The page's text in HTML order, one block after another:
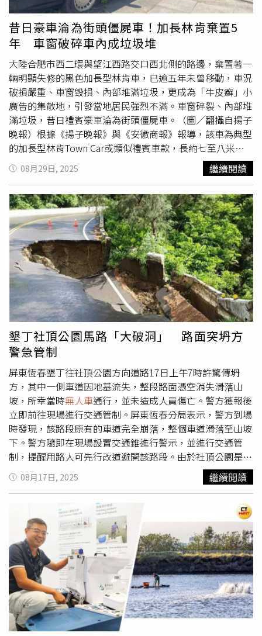
還有同夥，但他對同夥的姓名前後矛盾，警方最終並未找到
第二名嫌疑人。根據警方紀錄，辛普過去已多次因案件被執
法人員鎖定，此次被控以兩項闖入無人車輛罪、兩項少額竊
盜罪（涉案金額低於750美元）以及一項闖入有人住宅罪。
他的首次出庭時間訂於9月29日，目前尚不清楚是否有律師
出面代理。米維特受訪時忍不住笑稱，雖然過往職務訓練讓
他有膽量面對竊賊，但蝙蝠俠睡衣竟意外成了勇氣來源，
「我真的很慶幸自己當時穿著這套衣服，讓我更有信心去抓
人。」開普科勒爾警方在聲明中也打趣表示，「多虧這位行
動俐落的蝙蝠俠鄰居，竊賊再度被送進牢房」。
昔日豪車淪為街頭僵屍車！加長林肯棄置5
年 車窗破碎車內成垃圾堆
大陸合肥市西二環與望江西路交口西北側的路邊，棄置著一
輛明顯失修的黑色加長型林肯車，已逾五年未曾移動，車況
破損嚴重、車窗毀損、內部堆滿垃圾，更成為「牛皮癬」小
廣告的集散地，引發當地居民強烈不滿。車窗碎裂、內部堆
滿垃圾，昔日禮賓豪車淪為街頭僵屍車。（圖／翻攝自揚子
晚報）根據《揚子晚報》與《安徽商報》報導，該車為典型
的加長型林肯Town Car或類似禮賓車款，長約七至八米，
懸掛「浙D」牌照。早年在中國車市尚未全面高端化的階
段，加長林肯曾是身份象徵，廣泛應用於婚禮接送、高階商
務接待及官方禮賓用途，屬於「美式豪華」車型代表，市價
動輒百萬元人民幣起跳。隨著中國本土高端車市迅速發展，
加長林肯逐漸淡出主流視野，但在民眾印象中仍保有一定
「豪車」地位。然而，這輛車如今卻淪為「僵屍車」，現場
可見其前後輪洩氣、車窗破損、內裝布滿灰塵與生活垃圾。
車身外側貼滿「高價收車」「房屋出租」等非法廣告，與其
過往用途形成強烈落差。記者實地走訪發現，該車停放地點
位於人行道旁、接近寫字樓停車場入口，已影響通行與觀
感。當地物業公司表示，該車原為大樓停車場內車輛，但因
車主長期失聯、停車費拖欠數千元，經報警後未果，最終只
能用叉車將其移至路邊至今。警方與交警曾嘗試聯繫車主，
但始終無回應。據二手車業者指出，加長林肯屬於特殊用途
車型，因車體過長、耗能較高、維修與使用場景受限，在中
國車市近年轉向新能源、小排量與智能化趨勢下，其二手市
場價值快速下滑，不少車主選擇報廢或棄置，導致類似「
人車 」問題頻傳。多位路人受訪時表示，該車長年停放不
動，外觀早已與周邊環境格格不入，「玻璃都破了，裡面全
是垃圾，還被當作貼廣告的地方，這還能算豪車嗎？」社會
觀察人士指出，隨著中國城市汽車保有量持續增長，類似
「失聯車主＋長期占地」的棄車現象已構成公共管理壓力，
建議政府應設立專門清理機制，加強與車管、公安部門聯
動，清除街頭「僵屍車」，重塑市容秩序。
08月29日, 2025 繼續閱讀
墾丁社頂公園馬路「大破洞」 路面突坍方
警急管制
屏東恆春墾丁往社頂公園方向道路17日上午7時許驚傳坍
方，其中一側車道因地基流失，整段路面憑空消失滑落山
坡，所幸當時無人車通行，並未造成人員傷亡。警方獲報後
立即前往現場進行交通管制。屏東恆春分局表示，警方到場
時發現，該路段原有的車道完全崩落，整個車道滑落至山坡
下。警方隨即在現場設置交通錐進行警示，並進行交通管
制，提醒用路人可先行改道避開該路段。由於社頂公園是墾
丁知名旅遊景點，警方呼籲前往該區域的遊客務必注意路
況，選擇其他替代道路前往。此次坍方原因仍待相關單位進
將盡快評估修復作業，確保用路人安全。
08月17日, 2025 繼續閱讀